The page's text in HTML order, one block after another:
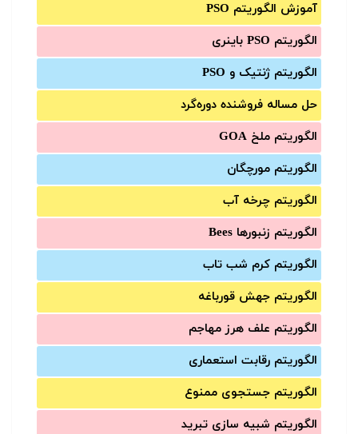
آموزش الگوریتم PSO
الگوریتم PSO باینری
الگوریتم ژنتیک و PSO
حل مساله فروشنده دوره‌گرد
الگوریتم ملخ GOA
الگوریتم مورچگان
الگوریتم چرخه آب
الگوریتم زنبورها Bees
الگوریتم کرم شب تاب
الگوریتم جهش قورباغه
الگوریتم علف هرز مهاجم
الگوریتم رقابت استعماری
الگوریتم جستجوی ممنوع
الگوریتم شبیه سازی تبرید